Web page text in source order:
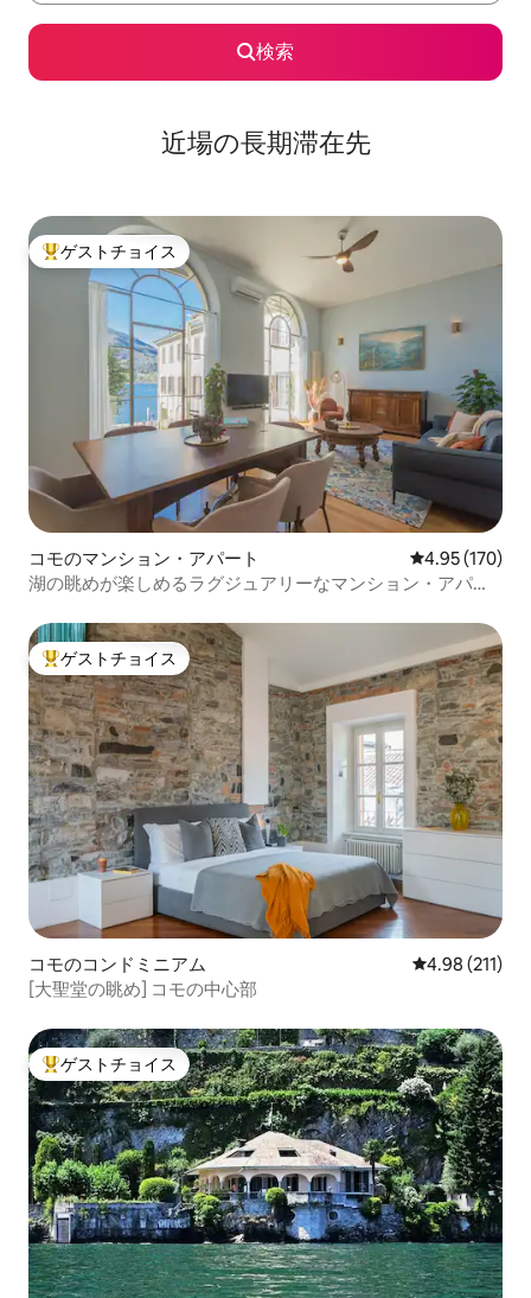
検索
近場の長期滞在先
大好評のゲストチョイスです。
ゲストチョイス
コモのマンション・アパート レビュー170
4.95 (170)
湖の眺めが楽しめるラグジュアリーなマンション・アパー
大好評のゲストチョイスです。
ゲストチョイス
コモのコンドミニアム レビュー211
4.98 (211)
[大聖堂の眺め] コモの中心部
大好評のゲストチョイスです。
ゲストチョイス